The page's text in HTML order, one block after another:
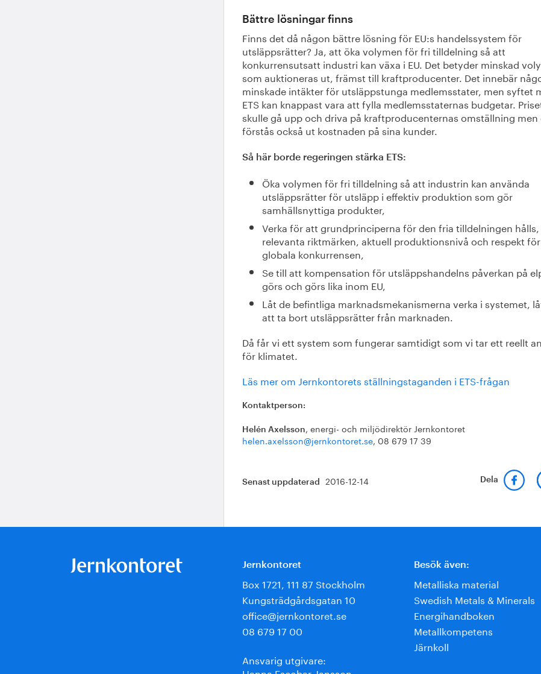
Bättre lösningar finns
Finns det då någon bättre lösning för EU:s handelssystem för
utsläppsrätter? Ja, att öka volymen för fri tilldelning så att
konkurrensutsatt industri kan växa i EU. Det betyder minskad
som auktioneras ut, främst till kraftproducenter. Det innebär
minskade intäkter för utsläppstunga medlemsstater, men syftet
ETS kan knappast vara att fylla medlemsstaternas budgetar.
skulle gå upp och driva på kraftproducenternas omställning men
förstås också ut kostnaden på sina kunder.
Så här borde regeringen stärka ETS:
Öka volymen för fri tilldelning så att industrin kan använda
utsläppsrätter för utsläpp i effektiv produktion som gör
samhällsnyttiga produkter,
Verka för att grundprinciperna för den fria tilldelningen
relevanta riktmärken, aktuell produktionsnivå och respekt
globala konkurrensen,
Se till att kompensation för utsläppshandelns påverkan på
görs och görs lika inom EU,
Låt de befintliga marknadsmekanismerna verka i systemet,
att ta bort utsläppsrätter från marknaden.
Då får vi ett system som fungerar samtidigt som vi tar ett reellt
för klimatet.
Läs mer om Jernkontorets ställningstaganden i ETS-frågan
Kontaktperson:
Helén Axelsson, energi- och miljödirektör Jernkontoret
helen.axelsson@jernkontoret.se, 08 679 17 39
Senast uppdaterad 2016-12-14 Dela
Jernkontoret
Box 1721, 111 87 Stockholm
Kungsträdgårdsgatan 10
office@jernkontoret.se
08 679 17 00
Ansvarig utgivare:
Besök även:
Metalliska material
Swedish Metals & Minerals
Energihandboken
Metallkompetens
Järnkoll